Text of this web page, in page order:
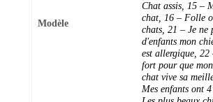
Modèle
Chat assis, 15 –
chat, 16 – Folle
chats, 21 – Je ne
d'enfants mon
est allergique,
fort pour que
chat vive sa
Mes enfants ont